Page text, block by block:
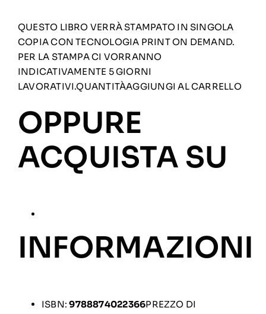
QUESTO LIBRO VERRÀ STAMPATO IN SINGOLA
COPIA CON TECNOLOGIA PRINT ON DEMAND.
PER LA STAMPA CI VORRANNO
INDICATIVAMENTE 5 GIORNI
LAVORATIVI.QUANTITÀAGGIUNGI AL CARRELLO
OPPURE
ACQUISTA SU
INFORMAZIONI
ISBN:9788874022366PREZZO DI